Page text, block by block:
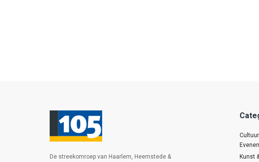
De streekomroep van Haarlem, Heemstede &
Kunst